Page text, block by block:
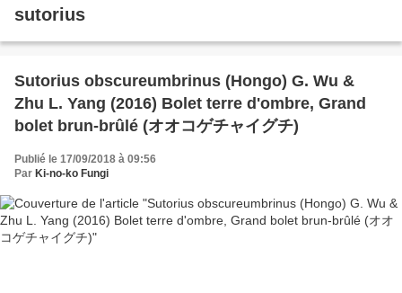
sutorius
Sutorius obscureumbrinus (Hongo) G. Wu &
Zhu L. Yang (2016) Bolet terre d'ombre, Grand
bolet brun-brûlé (オオコゲチャイグチ)
Publié le 17/09/2018 à 09:56
Par Ki-no-ko Fungi